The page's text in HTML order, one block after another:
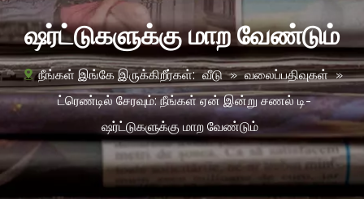
ஷர்ட்டுகளுக்கு மாற வேண்டும்
நீங்கள் இங்கே இருக்கிறீர்கள்: வீடு » வலைப்பதிவுகள் »
ட்ரெண்டில் சேரவும்: நீங்கள் ஏன் இன்று சணல் டி-
ஷர்ட்டுகளுக்கு மாற வேண்டும்